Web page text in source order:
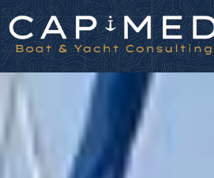
Panneau de gestion des cookies